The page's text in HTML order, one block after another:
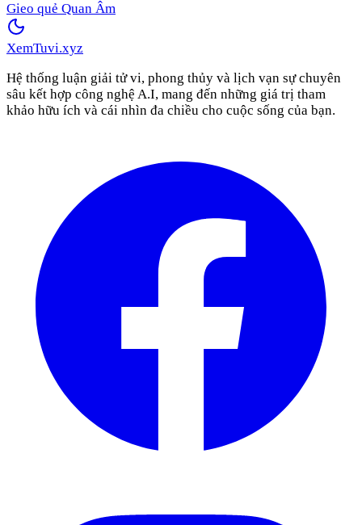
Gieo quẻ Quan Âm
XemTuvi.xyz
Hệ thống luận giải tử vi, phong thủy và lịch vạn sự chuyên
sâu kết hợp công nghệ A.I, mang đến những giá trị tham
khảo hữu ích và cái nhìn đa chiều cho cuộc sống của bạn.